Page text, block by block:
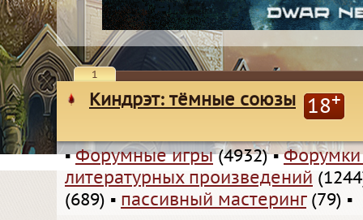
1
Киндрэт: тёмные союзы 18+
▪Форумные игры(4932)▪
литературных произведений
(689) ▪ пассивный мастеринг(79) ▪